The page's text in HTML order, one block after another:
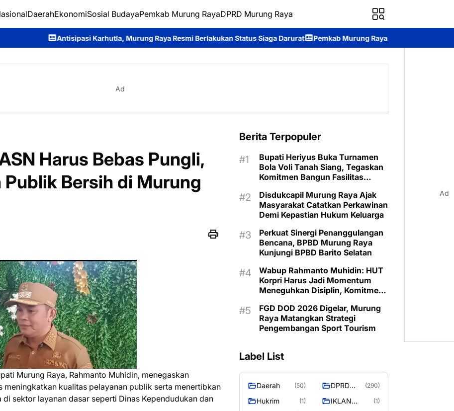
DaerahEkonomiSosial BudayaPemkab Murung RayaDPRD Murung Raya
Karhutla, Murung Raya Resmi Berlakukan Status Siaga Darurat Pemkab Murung Raya Wisuda Sekolah Lansia “Gita Uluh
Ad
Harus Bebas Pungli,
Publik Bersih di Murung
Murung Raya, Rahmanto Muhidin, menegaskan
meningkatkan kualitas pelayanan publik serta menertibkan
sektor layanan dasar seperti Dinas Kependudukan dan
Berita Terpopuler
Bupati Heriyus Buka Turnamen
Bola Voli Tanah Siang, Tegaskan
Komitmen Bangun Fasilitas
Disdukcapil Murung Raya Ajak
Masyarakat Catatkan Perkawinan
Demi Kepastian Hukum Keluarga
Perkuat Sinergi Penanggulangan
Bencana, BPBD Murung Raya
Kunjungi BPBD Barito Selatan
Wabup Rahmanto Muhidin: HUT
Korpri Harus Jadi Momentum
Meneguhkan Disiplin, Komitmen
untuk Majukan Murung Raya
FGD DOD 2026 Digelar, Murung
Raya Matangkan Strategi
Pengembangan Sport Tourism
Label List
Daerah (50)
DPRD
RAYA
(290)
Hukrim (1)
IKLAN
(1)
Ad